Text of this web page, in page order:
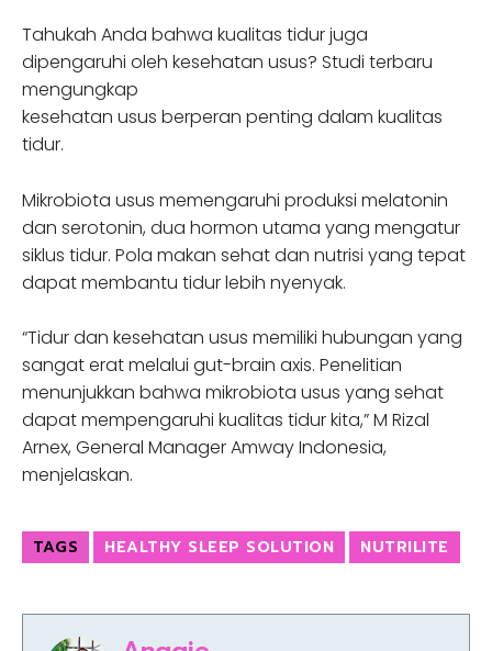
Tahukah Anda bahwa kualitas tidur juga
dipengaruhi oleh kesehatan usus? Studi terbaru
mengungkap
kesehatan usus berperan penting dalam kualitas
tidur.
Mikrobiota usus memengaruhi produksi melatonin
dan serotonin, dua hormon utama yang mengatur
siklus tidur. Pola makan sehat dan nutrisi yang tepat
dapat membantu tidur lebih nyenyak.
“Tidur dan kesehatan usus memiliki hubungan yang
sangat erat melalui gut-brain axis. Penelitian
menunjukkan bahwa mikrobiota usus yang sehat
dapat mempengaruhi kualitas tidur kita,” M Rizal
Arnex, General Manager Amway Indonesia,
menjelaskan.
TAGS HEALTHY SLEEP SOLUTION NUTRILITE